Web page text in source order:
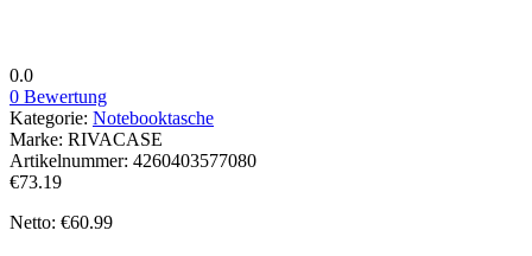
0.0
0 Bewertung
Kategorie: Notebooktasche
Marke: RIVACASE
Artikelnummer: 4260403577080
€73.19
Netto: €60.99